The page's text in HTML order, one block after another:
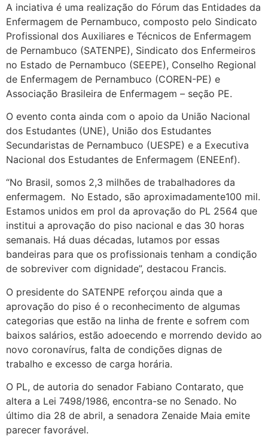
A inciativa é uma realização do Fórum das Entidades da
Enfermagem de Pernambuco, composto pelo Sindicato
Profissional dos Auxiliares e Técnicos de Enfermagem
de Pernambuco (SATENPE), Sindicato dos Enfermeiros
no Estado de Pernambuco (SEEPE), Conselho Regional
de Enfermagem de Pernambuco (COREN-PE) e
Associação Brasileira de Enfermagem – seção PE.
O evento conta ainda com o apoio da União Nacional
dos Estudantes (UNE), União dos Estudantes
Secundaristas de Pernambuco (UESPE) e a Executiva
Nacional dos Estudantes de Enfermagem (ENEEnf).
“No Brasil, somos 2,3 milhões de trabalhadores da
enfermagem. No Estado, são aproximadamente100 mil.
Estamos unidos em prol da aprovação do PL 2564 que
institui a aprovação do piso nacional e das 30 horas
semanais. Há duas décadas, lutamos por essas
bandeiras para que os profissionais tenham a condição
de sobreviver com dignidade”, destacou Francis.
O presidente do SATENPE reforçou ainda que a
aprovação do piso é o reconhecimento de algumas
categorias que estão na linha de frente e sofrem com
baixos salários, estão adoecendo e morrendo devido ao
novo coronavírus, falta de condições dignas de
trabalho e excesso de carga horária.
O PL, de autoria do senador Fabiano Contarato, que
altera a Lei 7498/1986, encontra-se no Senado. No
último dia 28 de abril, a senadora Zenaide Maia emite
parecer favorável.